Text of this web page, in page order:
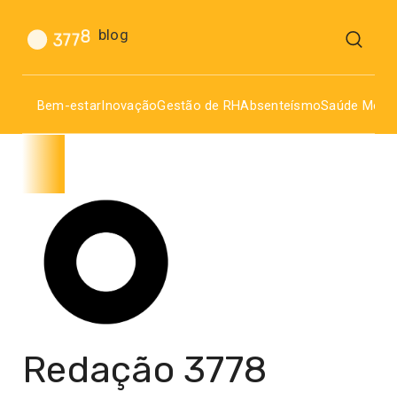
blog
Bem-estarInovaçãoGestão de RHAbsenteísmoSaúde
Redação 3778